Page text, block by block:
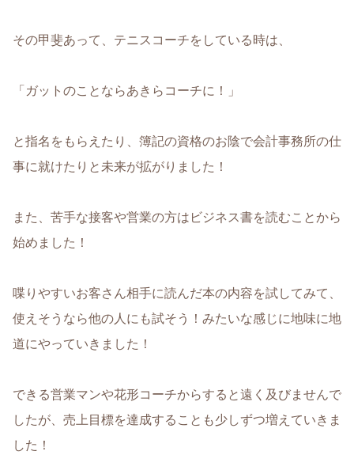
その甲斐あって、テニスコーチをしている時は、
「ガットのことならあきらコーチに！」
と指名をもらえたり、簿記の資格のお陰で会計事務所の仕
事に就けたりと未来が拡がりました！
また、苦手な接客や営業の方はビジネス書を読むことから
始めました！
喋りやすいお客さん相手に読んだ本の内容を試してみて、
使えそうなら他の人にも試そう！みたいな感じに地味に地
道にやっていきました！
できる営業マンや花形コーチからすると遠く及びませんで
したが、売上目標を達成することも少しずつ増えていきま
した！